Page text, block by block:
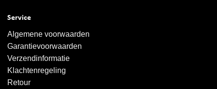
Service
Algemene voorwaarden
Garantievoorwaarden
Verzendinformatie
Klachtenregeling
Retour